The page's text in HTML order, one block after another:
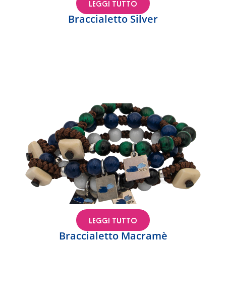
Braccialetto Silver
LEGGI TUTTO
Braccialetto Macramè
LEGGI TUTTO